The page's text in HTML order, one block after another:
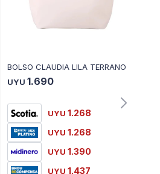
BOLSO CLAUDIA LILA TERRANO
UYU 1.690
UYU 1.268
UYU 1.268
UYU 1.390
UYU 1.437